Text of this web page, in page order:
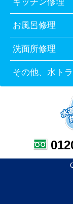
お風呂修理
洗面所修理
その他、水ト